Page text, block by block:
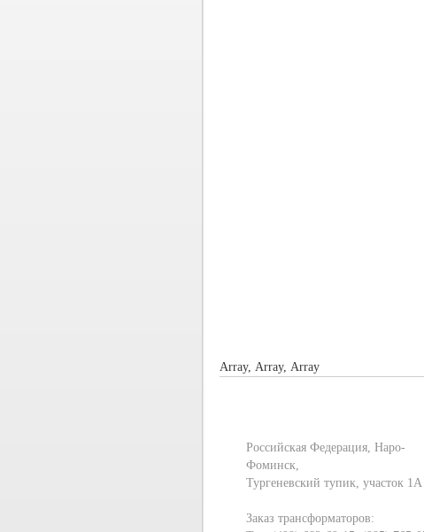
Array, Array, Array
Российская Федерация, Наро-
Фоминск,
Тургеневский тупик, участок 1А
Заказ трансформаторов: